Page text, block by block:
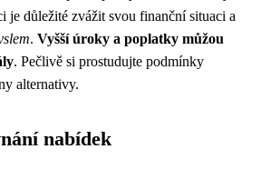
je důležité zvážit svou finanční situaci a
. Vyšší úroky a poplatky můžou
. Pečlivě si prostudujte podmínky
alternativy.
nabídek